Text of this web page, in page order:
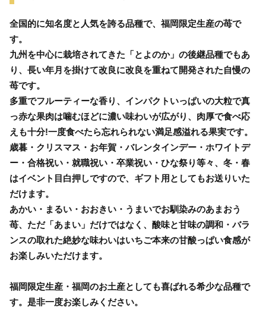
全国的に知名度と人気を誇る品種で、福岡限定生産の苺で
す。
九州を中心に栽培されてきた「とよのか」の後継品種でもあ
り、長い年月を掛けて改良に改良を重ねて開発された自慢の
苺です。
多重でフルーティーな香り、インパクトいっぱいの大粒で真
っ赤な果肉は噛むほどに濃い味わいが広がり、肉厚で食べ応
えも十分!一度食べたら忘れられない満足感溢れる果実です。
歳暮・クリスマス・お年賀・バレンタインデー・ホワイトデ
ー・合格祝い・就職祝い・卒業祝い・ひな祭り等々、冬・春
はイベント目白押しですので、ギフト用としてもお送りいた
だけます。
あかい・まるい・おおきい・うまいでお馴染みのあまおう
苺、ただ「あまい」だけではなく、酸味と甘味の調和・バラ
ンスの取れた絶妙な味わいはいちご本来の甘酸っぱい食感が
お楽しみいただけます。
福岡限定生産・福岡のお土産としても喜ばれる希少な品種で
す。是非一度お楽しみください。